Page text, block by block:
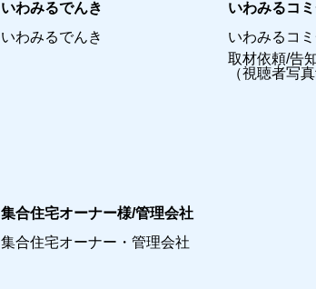
いわみるでんき
いわみるでんき
いわみるコ
いわみるコ
取材依頼/告
（視聴者写
集合住宅オーナー様/管理会社
集合住宅オーナー・管理会社